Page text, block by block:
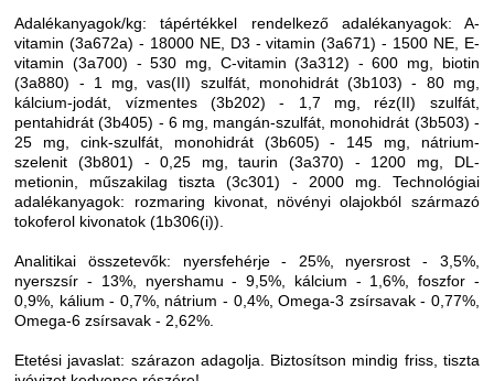
Adalékanyagok/kg: tápértékkel rendelkező adalékanyagok: A-
vitamin (3a672a) - 18000 NE, D3 - vitamin (3a671) - 1500 NE, E-
vitamin (3a700) - 530 mg, C-vitamin (3a312) - 600 mg, biotin
(3a880) - 1 mg, vas(II) szulfát, monohidrát (3b103) - 80 mg,
kálcium-jodát, vízmentes (3b202) - 1,7 mg, réz(II) szulfát,
pentahidrát (3b405) - 6 mg, mangán-szulfát, monohidrát (3b503) -
25 mg, cink-szulfát, monohidrát (3b605) - 145 mg, nátrium-
szelenit (3b801) - 0,25 mg, taurin (3a370) - 1200 mg, DL-
metionin, műszakilag tiszta (3c301) - 2000 mg. Technológiai
adalékanyagok: rozmaring kivonat, növényi olajokból származó
tokoferol kivonatok (1b306(i)).
Analitikai összetevők: nyersfehérje - 25%, nyersrost - 3,5%,
nyerszsír - 13%, nyershamu - 9,5%, kálcium - 1,6%, foszfor -
0,9%, kálium - 0,7%, nátrium - 0,4%, Omega-3 zsírsavak - 0,77%,
Omega-6 zsírsavak - 2,62%.
Etetési javaslat: szárazon adagolja. Biztosítson mindig friss, tiszta